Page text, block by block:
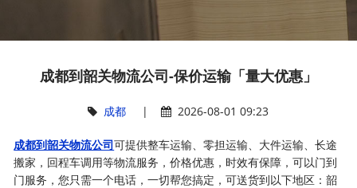
成都到韶关物流公司-保价运输「量大优惠」
成都 | 2026-08-01 09:23
成都到韶关物流公司可提供整车运输、零担运输、大件运输、长途
搬家，回程车调用等物流服务，价格优惠，时效有保障，可以门到
门服务，您只需一个电话，一切帮您搞定，可送货到以下地区：韶